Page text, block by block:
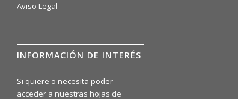
Aviso Legal
INFORMACIÓN DE INTERÉS
Si quiere o necesita poder
acceder a nuestras hojas de